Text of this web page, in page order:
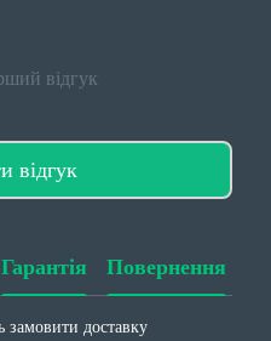
відгук
відгук
Гарантія Повернення
замовити доставку